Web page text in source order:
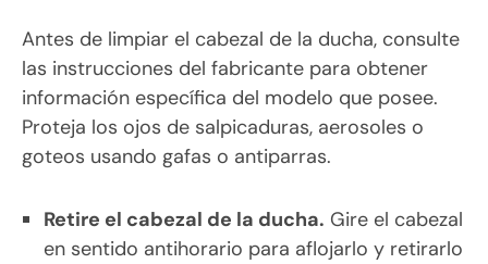
Antes de limpiar el cabezal de la ducha, consulte
las instrucciones del fabricante para obtener
información específica del modelo que posee.
Proteja los ojos de salpicaduras, aerosoles o
goteos usando gafas o antiparras.
Retire el cabezal de la ducha. Gire el cabezal
en sentido antihorario para aflojarlo y retirarlo